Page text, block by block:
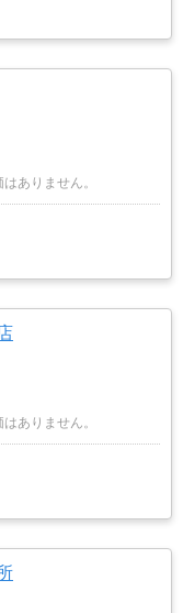
ありません。
ありません。